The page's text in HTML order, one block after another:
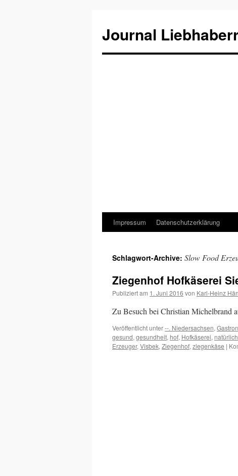
Journal
Zum
springen
Impressum Datenschutzerklärung
Schlagwort-Archive: Slow Food
Ziegenhof Hofkäserei
Publiziert am 1. Juni 2016 von Karl-Heinz
Zu Besuch bei Christian Michelbrand
Veröffentlicht unter--. Niedersachsen,
gesund, gesundheit, hof, Hofkäserei, natürlich
Erzeuger, Visbek, Ziegenhof, ziegenkäse |